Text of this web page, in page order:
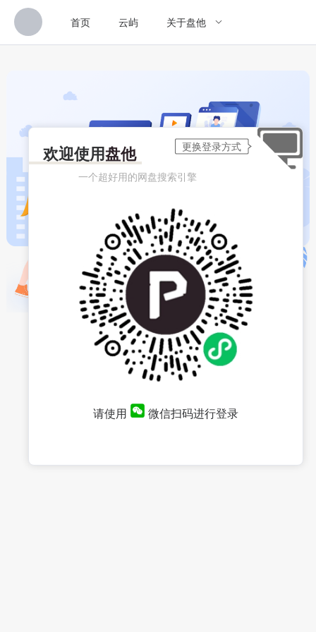
首页 云屿 关于盘他
欢迎使用盘他
一个超好用的网盘搜索引擎
请使用 微信扫码进行登录